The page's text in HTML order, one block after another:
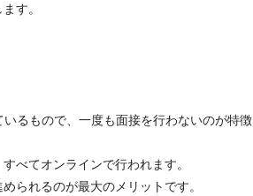
す。
るもので、一度も面接を行わないのが特徴
べてオンラインで行われます。
られるのが最大のメリットです。